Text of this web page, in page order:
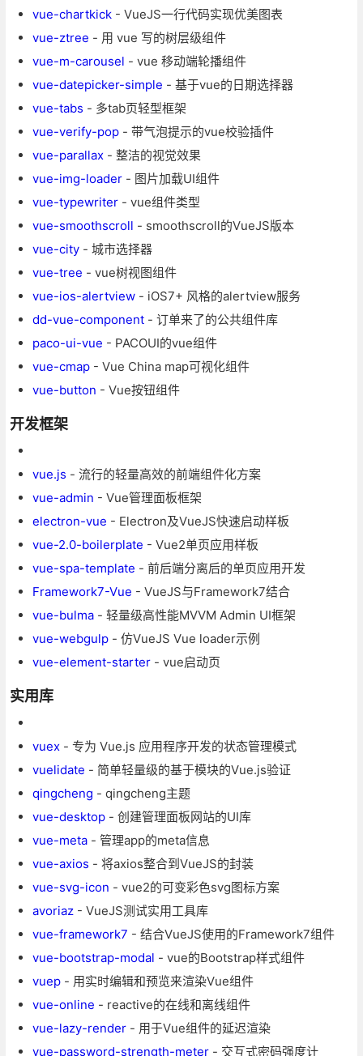
vue-chartkick- VueJS一行代码实现优美图表
vue-ztree - 用 vue 写的树层级组件
vue-m-carousel - vue 移动端轮播组件
vue-datepicker-simple - 基于vue的日期选择器
vue-tabs - 多tab页轻型框架
vue-verify-pop- 带气泡提示的vue校验插件
vue-parallax - 整洁的视觉效果
vue-img-loader- 图片加载UI组件
vue-typewriter- vue组件类型
vue-smoothscroll - smoothscroll的VueJS版本
vue-city- 城市选择器
vue-tree - vue树视图组件
vue-ios-alertview- iOS7+ 风格的alertview服务
dd-vue-component- 订单来了的公共组件库
paco-ui-vue - PACOUI的vue组件
vue-cmap- Vue China map可视化组件
vue-button - Vue按钮组件
开发框架
vue.js - 流行的轻量高效的前端组件化方案
vue-admin - Vue管理面板框架
electron-vue - Electron及VueJS快速启动样板
vue-2.0-boilerplate - Vue2单页应用样板​
vue-spa-template - 前后端分离后的单页应用开发
Framework7-Vue - VueJS与Framework7结合
vue-bulma- 轻量级高性能MVVM Admin UI框架
vue-webgulp- 仿VueJS Vue loader示例
vue-element-starter- vue启动页
实用库
vuex - 专为 Vue.js 应用程序开发的状态管理模式
vuelidate - 简单轻量级的基于模块的Vue.js验证
qingcheng - qingcheng主题
vue-desktop- 创建管理面板网站的UI库
vue-meta- 管理app的meta信息
vue-axios - 将axios整合到VueJS的封装
vue-svg-icon - vue2的可变彩色svg图标方案
avoriaz- VueJS测试实用工具库
vue-framework7 - 结合VueJS使用的Framework7组件
vue-bootstrap-modal - vue的Bootstrap样式组件
vuep- 用实时编辑和预览来渲染Vue组件
vue-online - reactive的在线和离线组件
vue-lazy-render- 用于Vue组件的延迟渲染
vue-password-strength-meter- 交互式密码强度计